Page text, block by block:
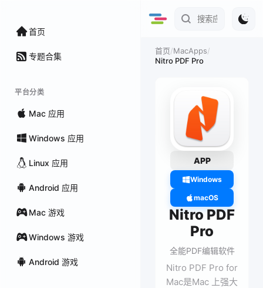
首页
专题合集
平台分类
Mac 应用
Windows 应用
Linux 应用
Android 应用
Mac 游戏
Windows 游戏
Android 游戏
首页/MacApps/
Nitro PDF Pro
APP
Windows
macOS
Nitro PDF
Pro
全能PDF编辑软件
Nitro PDF Pro for
Mac是Mac 上强大